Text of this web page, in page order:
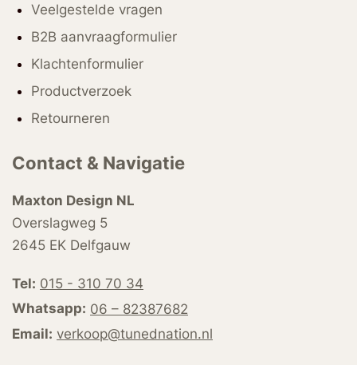
Veelgestelde vragen
B2B aanvraagformulier
Klachtenformulier
Productverzoek
Retourneren
Contact & Navigatie
Maxton Design NL
Overslagweg 5
2645 EK Delfgauw
Tel: 015 - 310 70 34
Whatsapp: 06 – 82387682
Email: verkoop@tunednation.nl